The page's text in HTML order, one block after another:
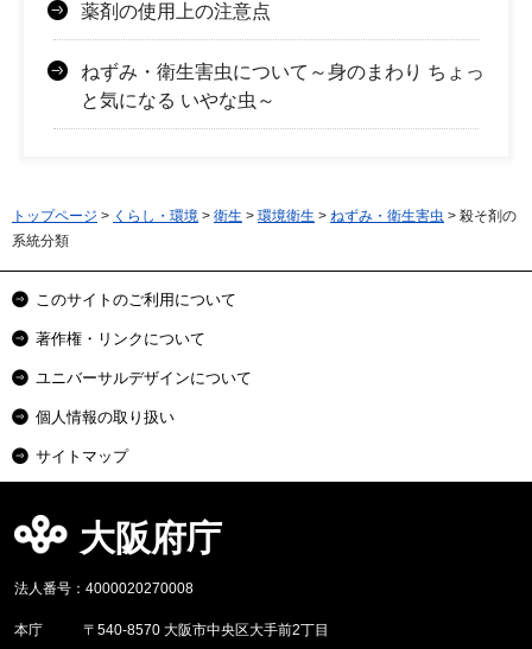
薬剤の使用上の注意点
ねずみ・衛生害虫について～身のまわり ちょっ
と気になる いやな虫～
トップページ > くらし・環境 > 衛生 > 環境衛生 > ねずみ・衛生害虫 > 殺そ剤の
系統分類
このサイトのご利用について
著作権・リンクについて
ユニバーサルデザインについて
個人情報の取り扱い
サイトマップ
大阪府庁
法人番号：4000020270008
本庁 〒540-8570 大阪市中央区大手前2丁目